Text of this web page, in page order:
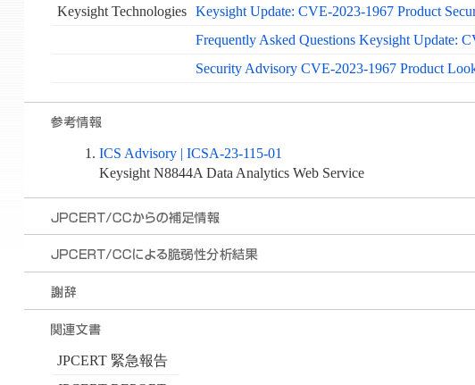
Keysight Technologies Keysight Update: CVE-2023-1967 Product
Frequently Asked Questions Keysight Update:
Security Advisory CVE-2023-1967 Product
ICS Advisory | ICSA-23-115-01
Keysight N8844A Data Analytics Web Service
JPCERT 緊急報告